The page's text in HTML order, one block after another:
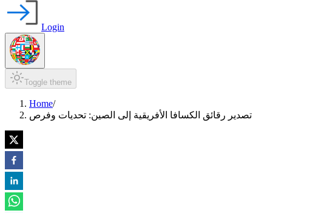
Login
Toggle theme
Home/
تصدير رقائق الكسافا الأفريقية إلى الصين: تحديات وفرص